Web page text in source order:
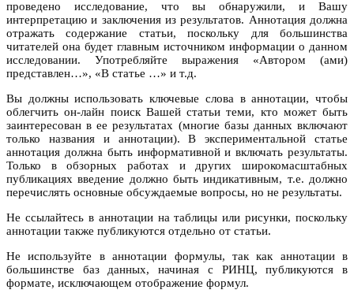
проведено исследование, что вы обнаружили, и Вашу
интерпретацию и заключения из результатов. Аннотация должна
отражать содержание статьи, поскольку для большинства
читателей она будет главным источником информации о данном
исследовании. Употребляйте выражения «Автором (ами)
представлен…», «В статье …» и т.д.
Вы должны использовать ключевые слова в аннотации, чтобы
облегчить он-лайн поиск Вашей статьи теми, кто может быть
заинтересован в ее результатах (многие базы данных включают
только названия и аннотации). В экспериментальной статье
аннотация должна быть информативной и включать результаты.
Только в обзорных работах и других широкомасштабных
публикациях введение должно быть индикативным, т.е. должно
перечислять основные обсуждаемые вопросы, но не результаты.
Не ссылайтесь в аннотации на таблицы или рисунки, поскольку
аннотации также публикуются отдельно от статьи.
Не используйте в аннотации формулы, так как аннотации в
большинстве баз данных, начиная с РИНЦ, публикуются в
формате, исключающем отображение формул.